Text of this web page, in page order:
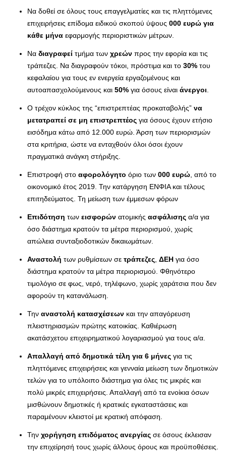
Να δοθεί σε όλους τους επαγγελματίες και τις πληττόμενες
επιχειρήσεις επίδομα ειδικού σκοπού ύψους 000 ευρώ για
κάθε μήνα εφαρμογής περιοριστικών μέτρων.
Να διαγραφεί τμήμα των χρεών προς την εφορία και τις
τράπεζες. Να διαγραφούν τόκοι, πρόστιμα και το 30% του
κεφαλαίου για τους εν ενεργεία εργαζομένους και
αυτοαπασχολούμενους και 50% για όσους είναι άνεργοι
Ο τρέχον κύκλος της “επιστρεπτέας προκαταβολής” να
μετατραπεί σε μη επιστρεπτέος για όσους έχουν ετήσιο
εισόδημα κάτω από 12.000 ευρώ. Άρση των περιορισμών
στα κριτήρια, ώστε να ενταχθούν όλοι όσοι έχουν
πραγματικά ανάγκη στήριξης.
Επιστροφή στο αφορολόγητο όριο των 000 ευρώ , από το
οικονομικό έτος 2019. Την κατάργηση ΕΝΦΙΑ και τέλους
επιτηδεύματος. Τη μείωση των έμμεσων φόρων
Επιδότηση των εισφορών ατομικής ασφάλισης α/α για
όσο διάστημα κρατούν τα μέτρα περιορισμού, χωρίς
απώλεια συνταξιοδοτικών δικαιωμάτων.
Αναστολή των ρυθμίσεων σε τράπεζες ΔΕΗ για όσο
διάστημα κρατούν τα μέτρα περιορισμού. Φθηνότερο
τιμολόγιο σε φως, νερό, τηλέφωνο, χωρίς χαράτσια που δεν
αφορούν τη κατανάλωση.
Την αναστολή κατασχέσεων και την απαγόρευση
πλειστηριασμών πρώτης κατοικίας. Καθιέρωση
ακατάσχετου επιχειρηματικού λογαριασμού για τους α/α.
Απαλλαγή από δημοτικά τέλη για 6 μήνες για τις
πληττόμενες επιχειρήσεις και γενναία μείωση των δημοτικών
τελών για το υπόλοιπο διάστημα για όλες τις μικρές και
πολύ μικρές επιχειρήσεις. Απαλλαγή από τα ενοίκια όσων
μισθώνουν δημοτικές ή κρατικές εγκαταστάσεις και
παραμένουν κλειστοί με κρατική απόφαση.
Την χορήγηση επιδόματος ανεργίας σε όσους έκλεισαν
την επιχείρησή τους χωρίς άλλους όρους και προϋποθέσεις.